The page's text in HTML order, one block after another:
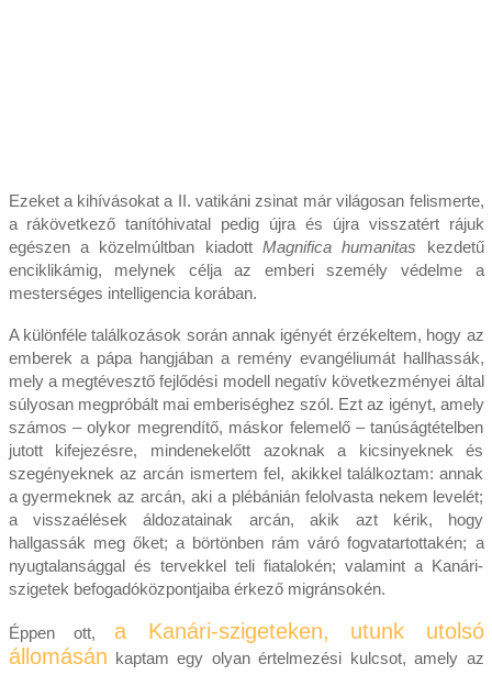
Ezeket a kihívásokat a II. vatikáni zsinat már világosan felismerte,
a rákövetkező tanítóhivatal pedig újra és újra visszatért rájuk
egészen a közelmúltban kiadott Magnifica humanitas kezdetű
enciklikámig, melynek célja az emberi személy védelme a
mesterséges intelligencia korában.
A különféle találkozások során annak igényét érzékeltem, hogy az
emberek a pápa hangjában a remény evangéliumát hallhassák,
mely a megtévesztő fejlődési modell negatív következményei által
súlyosan megpróbált mai emberiséghez szól. Ezt az igényt, amely
számos – olykor megrendítő, máskor felemelő – tanúságtételben
jutott kifejezésre, mindenekelőtt azoknak a kicsinyeknek és
szegényeknek az arcán ismertem fel, akikkel találkoztam: annak
a gyermeknek az arcán, aki a plébánián felolvasta nekem levelét;
a visszaélések áldozatainak arcán, akik azt kérik, hogy
hallgassák meg őket; a börtönben rám váró fogvatartottakén; a
nyugtalansággal és tervekkel teli fiatalokén; valamint a Kanári-
szigetek befogadóközpontjaiba érkező migránsokén.
Éppen ott,a Kanári-szigeteken, utunk utolsó
állomásán kaptam egy olyan értelmezési kulcsot, amely az